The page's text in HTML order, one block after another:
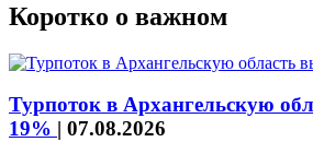
Коротко о важном
Турпоток в Архангельскую
19% | 07.08.2026